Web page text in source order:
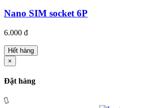
Nano SIM socket 6P
6.000 đ
Hết hàng
×
Đặt hàng